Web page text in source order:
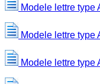
Modele lettre type
Modele lettre type
Modele lettre type